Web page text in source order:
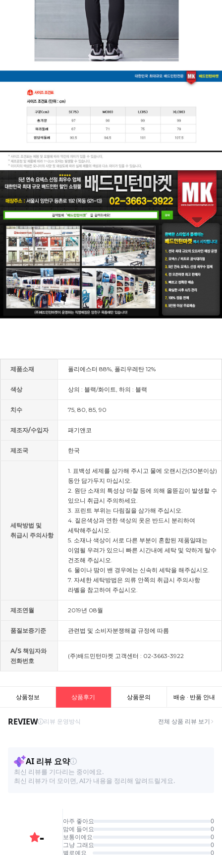
제품소재 폴리에스터 88%, 폴리우레탄 12%
색상 상의 : 블랙/화이트, 하의 : 블랙
치수 75, 80, 85, 90
제조자/수입자 패기앤코
제조국 한국
세탁방법 및
취급시 주의사항
1. 표백성 세제를 삼가해 주시고 물에 오랜시간(30분이상)
동안 담가두지 마십시오.
2. 원단 소재의 특성상 마찰 등에 의해 올뜯김이 발생할 수
있으니 취급시 주의하세요.
3. 프린트 부위는 다림질을 삼가해 주십시오.
4. 짙은색상과 연한 색상의 옷은 반드시 분리하여
세탁해주십시오.
5. 소재나 색상이 서로 다른 부분이 혼합된 제품일때는
이염될 우려가 있으니 빠른 시간내에 세탁 및 약하게 탈수
건조해 주십시오.
6. 물이나 땀이 밴 경우에는 신속히 세탁을 해주십시오.
7. 자세한 세탁방법은 의류 안쪽의 취급시 주의사항
라벨을 참고하여 주십시오.
제조연월 2019년 08월
품질보증기준 관련법 및 소비자분쟁해결 규정에 따름
A/S 책임자와
전화번호
(주)배드민턴마켓 고객센터 : 02-3663-3922
상품정보 상품후기 상품문의 배송 · 반품 안내